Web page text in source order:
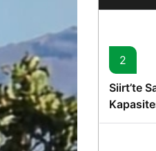
Karede
2
Siirt’te